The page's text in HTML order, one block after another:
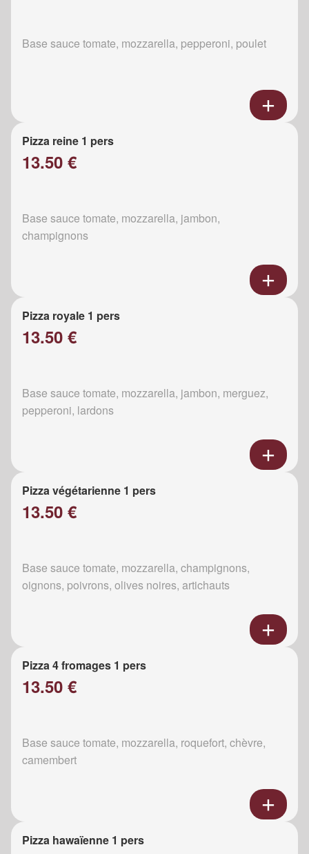
Base sauce tomate, mozzarella, pepperoni, poulet
Pizza reine 1 pers
13.50 €
Base sauce tomate, mozzarella, jambon,
champignons
Pizza royale 1 pers
13.50 €
Base sauce tomate, mozzarella, jambon, merguez,
pepperoni, lardons
Pizza végétarienne 1 pers
13.50 €
Base sauce tomate, mozzarella, champignons,
oignons, poivrons, olives noires, artichauts
Pizza 4 fromages 1 pers
13.50 €
Base sauce tomate, mozzarella, roquefort, chèvre,
camembert
Pizza hawaïenne 1 pers